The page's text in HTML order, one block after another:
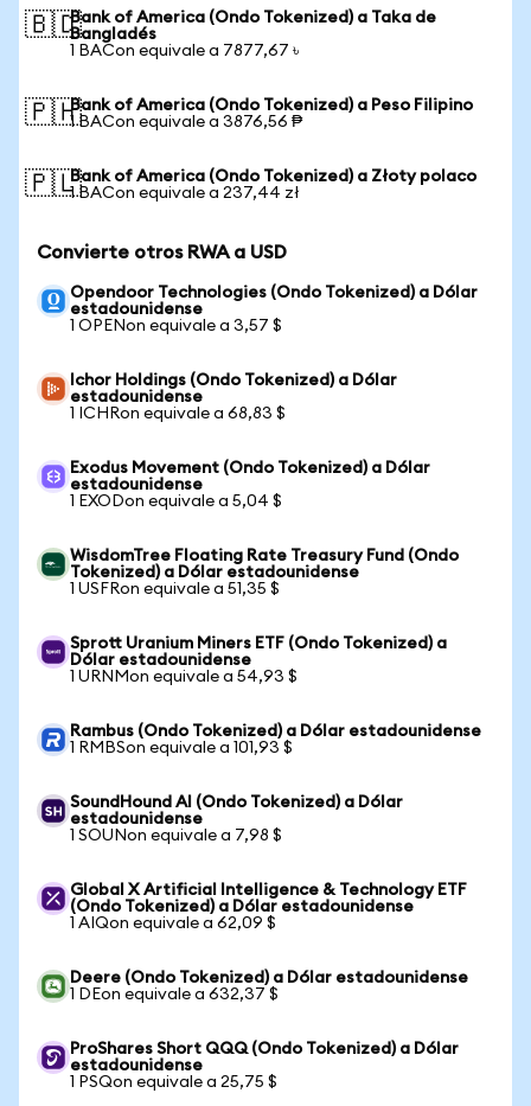
🇧🇩Bank of America (Ondo Tokenized) a Taka de
Bangladés
1 BACon equivale a 7877,67 ৳
🇵🇭Bank of America (Ondo Tokenized) a Peso Filipino
1 BACon equivale a 3876,56 ₱
🇵🇱Bank of America (Ondo Tokenized) a Złoty polaco
1 BACon equivale a 237,44 zł
Convierte otros RWA a USD
Opendoor Technologies (Ondo Tokenized) a Dólar
estadounidense
1 OPENon equivale a 3,57 $
Ichor Holdings (Ondo Tokenized) a Dólar
estadounidense
1 ICHRon equivale a 68,83 $
Exodus Movement (Ondo Tokenized) a Dólar
estadounidense
1 EXODon equivale a 5,04 $
WisdomTree Floating Rate Treasury Fund (Ondo
Tokenized) a Dólar estadounidense
1 USFRon equivale a 51,35 $
Sprott Uranium Miners ETF (Ondo Tokenized) a
Dólar estadounidense
1 URNMon equivale a 54,93 $
Rambus (Ondo Tokenized) a Dólar estadounidense
1 RMBSon equivale a 101,93 $
SoundHound AI (Ondo Tokenized) a Dólar
estadounidense
1 SOUNon equivale a 7,98 $
Global X Artificial Intelligence & Technology ETF
(Ondo Tokenized) a Dólar estadounidense
1 AIQon equivale a 62,09 $
Deere (Ondo Tokenized) a Dólar estadounidense
1 DEon equivale a 632,37 $
ProShares Short QQQ (Ondo Tokenized) a Dólar
estadounidense
1 PSQon equivale a 25,75 $